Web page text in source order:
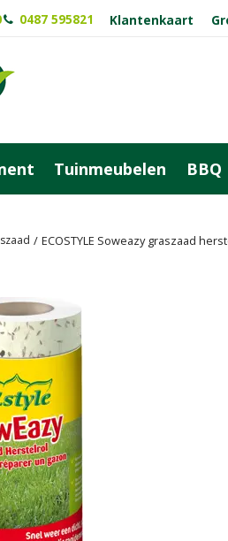
ECOSTYLE Soweazy graszaad
0487 595821 Klantenkaart
Tuinmeubelen BBQ